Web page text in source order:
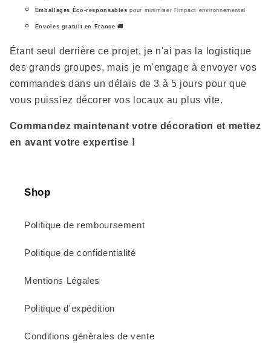
Emballages Éco-responsables pour minimiser l'impact environnemental
Envoies gratuit en France🚚
Étant seul derrière ce projet, je n'ai pas la logistique
des grands groupes, mais je m'engage à envoyer vos
commandes dans un délais de 3 à 5 jours pour que
vous puissiez décorer vos locaux au plus vite.
Commandez maintenant votre décoration et mettez
en avant votre expertise !
Shop
Politique de remboursement
Politique de confidentialité
Mentions Légales
Politique d'expédition
Conditions générales de vente